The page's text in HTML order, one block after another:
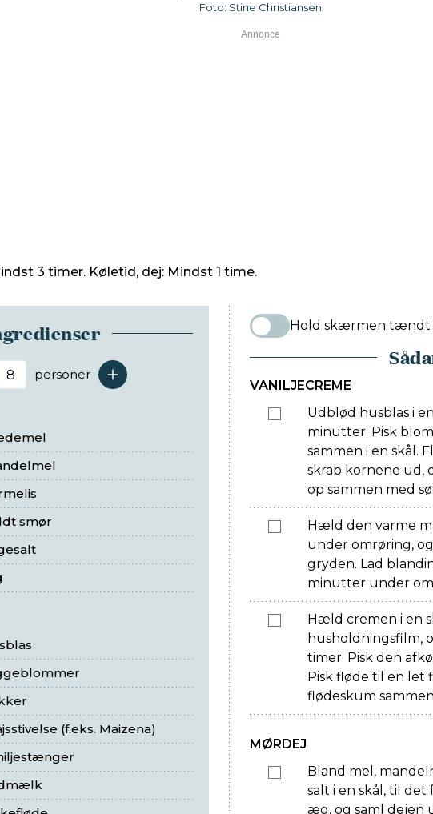
Foto: Stine Christiansen
3 timer. Køletid, dej: Mindst 1 time.
Antal serveringer
personer
smør
(f.eks. Maizena)
Hold skærmen tændt
VANILJECREME
Udblød husblas i
minutter. Pisk
sammen i en skål.
skrab kornene ud,
op sammen med
Hæld den varme
under omrøring,
gryden. Lad
minutter under
Hæld cremen i en
husholdningsfilm,
timer. Pisk den
Pisk fløde til en let
flødeskum
MØRDEJ
Bland mel,
salt i en skål, til det
æg, og saml dejen